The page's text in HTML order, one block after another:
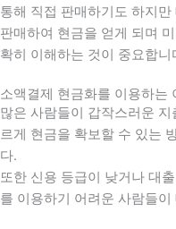
통해 직접 판매하기도 하지
판매하여 현금을 얻게 되며
확히 이해하는 것이 중요합니
소액결제 현금화를 이용하는
많은 사람들이 갑작스러운
르게 현금을 확보할 수 있는
다.
또한 신용 등급이 낮거나 대
를 이용하기 어려운 사람들